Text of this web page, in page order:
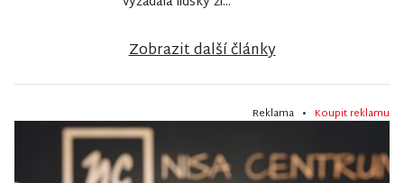
Zobrazit další články
Reklama • Koupit reklamu